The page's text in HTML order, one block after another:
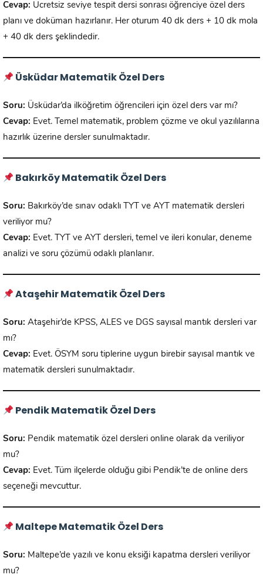
Cevap: Ücretsiz seviye tespit dersi sonrası öğrenciye özel ders
planı ve doküman hazırlanır. Her oturum 40 dk ders + 10 dk mola
+ 40 dk ders şeklindedir.
Üsküdar Matematik Özel Ders
Soru: Üsküdar’da ilköğretim öğrencileri için özel ders var mı?
Cevap: Evet. Temel matematik, problem çözme ve okul yazılılarına
hazırlık üzerine dersler sunulmaktadır.
Bakırköy Matematik Özel Ders
Soru: Bakırköy’de sınav odaklı TYT ve AYT matematik dersleri
veriliyor mu?
Cevap: Evet. TYT ve AYT dersleri, temel ve ileri konular, deneme
analizi ve soru çözümü odaklı planlanır.
Ataşehir Matematik Özel Ders
Soru: Ataşehir’de KPSS, ALES ve DGS sayısal mantık dersleri var
mı?
Cevap: Evet. ÖSYM soru tiplerine uygun birebir sayısal mantık ve
matematik dersleri sunulmaktadır.
Pendik Matematik Özel Ders
Soru: Pendik matematik özel dersleri online olarak da veriliyor
mu?
Cevap: Evet. Tüm ilçelerde olduğu gibi Pendik’te de online ders
seçeneği mevcuttur.
Maltepe Matematik Özel Ders
Soru: Maltepe’de yazılı ve konu eksiği kapatma dersleri veriliyor
mu?